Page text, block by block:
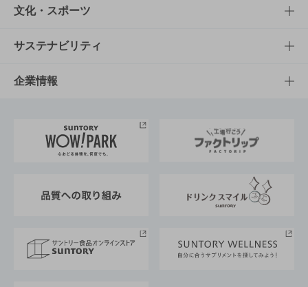
商品一覧
商品発売情報
栄養成分一覧
知る・楽しむTOP
キャンペーン
工場見学
地域情報
文化・スポーツ
文化・スポーツTOP
サントリーホール
サントリーサンバーズ大阪
サステナビリティ
サステナビリティTOP
サントリーが考えるサステナビリティ経営
企業情報
企業概要
採用情報